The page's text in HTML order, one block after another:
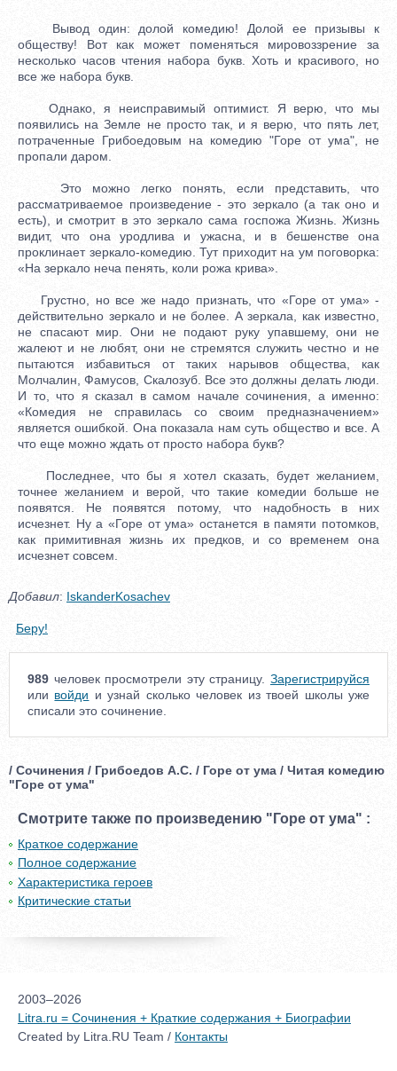
Вывод один: долой комедию! Долой ее призывы к
обществу! Вот как может поменяться мировоззрение за
несколько часов чтения набора букв. Хоть и красивого, но
все же набора букв.
Однако, я неисправимый оптимист. Я верю, что мы
появились на Земле не просто так, и я верю, что пять лет,
потраченные Грибоедовым на комедию "Горе от ума", не
пропали даром.
Это можно легко понять, если представить, что
рассматриваемое произведение - это зеркало (а так оно и
есть), и смотрит в это зеркало сама госпожа Жизнь. Жизнь
видит, что она уродлива и ужасна, и в бешенстве она
проклинает зеркало-комедию. Тут приходит на ум поговорка:
«На зеркало неча пенять, коли рожа крива».
Грустно, но все же надо признать, что «Горе от ума» -
действительно зеркало и не более. А зеркала, как известно,
не спасают мир. Они не подают руку упавшему, они не
жалеют и не любят, они не стремятся служить честно и не
пытаются избавиться от таких нарывов общества, как
Молчалин, Фамусов, Скалозуб. Все это должны делать люди.
И то, что я сказал в самом начале сочинения, а именно:
«Комедия не справилась со своим предназначением»
является ошибкой. Она показала нам суть общество и все. А
что еще можно ждать от просто набора букв?
Последнее, что бы я хотел сказать, будет желанием,
точнее желанием и верой, что такие комедии больше не
появятся. Не появятся потому, что надобность в них
исчезнет. Ну а «Горе от ума» останется в памяти потомков,
как примитивная жизнь их предков, и со временем она
исчезнет совсем.
Добавил: IskanderKosachev
Беру!
989 человек просмотрели эту страницу. Зарегистрируйся
или войди и узнай сколько человек из твоей школы уже
списали это сочинение.
/ Сочинения / Грибоедов А.С. / Горе от ума / Читая комедию
"Горе от ума"
Смотрите также по произведению "Горе от ума" :
Краткое содержание
Полное содержание
Характеристика героев
Критические статьи
2003–2026
Litra.ru = Сочинения + Краткие содержания + Биографии
Created by Litra.RU Team / Контакты